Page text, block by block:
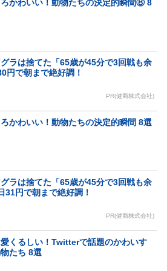
かわいい！動物たちの決定的瞬間⑧ 8
ラは捨てた「65歳が45分で3回戦も余
円で朝まで絶好調！
PR(健商株式会社)
かわいい！動物たちの決定的瞬間 8選
ラは捨てた「65歳が45分で3回戦も余
31円で朝まで絶好調！
PR(健商株式会社)
くるしい！Twitterで話題のかわいす
たち 8選